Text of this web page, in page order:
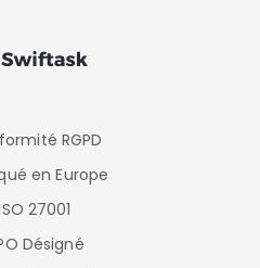
RGPD
en Europe
27001
Désigné